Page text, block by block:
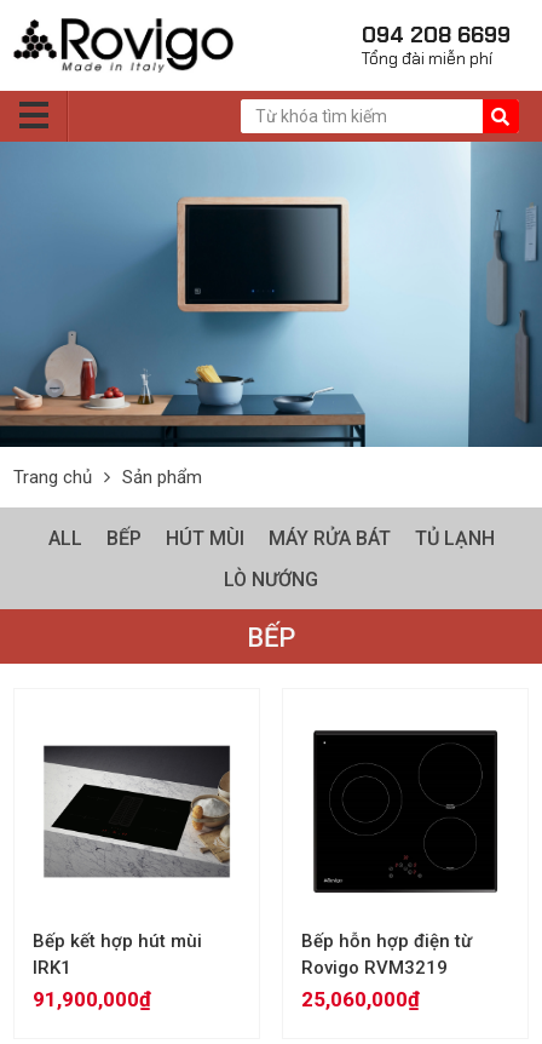
094 208 6699
Tổng đài miễn phí
Trang chủ Sản phẩm
ALL BẾP HÚT MÙI MÁY RỬA BÁT
TỦ LẠNH
LÒ NƯỚNG
BẾP
Bếp kết hợp hút mùi
IRK1
91,900,000₫
Bếp hỗn hợp điện từ
Rovigo RVM3219
25,060,000₫